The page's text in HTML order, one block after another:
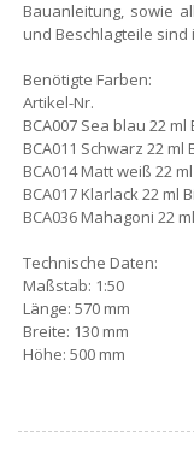
Bauanleitung, sowie
und Beschlagteile
Benötigte Farben:
Artikel-Nr.
BCA007 Sea blau 22 ml
BCA011 Schwarz 22 ml
BCA014 Matt weiß 22
BCA017 Klarlack 22 ml
BCA036 Mahagoni 22
Technische Daten:
Maßstab: 1:50
Länge: 570 mm
Breite: 130 mm
Höhe: 500 mm